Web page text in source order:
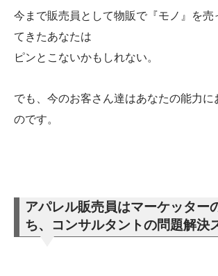
今まで販売員として物販で『モノ』を売
てきたあなたは
ピンとこないかもしれない。
でも、今のお客さん達はあなたの能力に
のです。
アパレル販売員はマーケッター
ち、コンサルタントの問題解決